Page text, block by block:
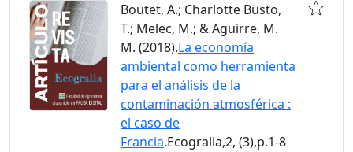
Boutet, A.; Charlotte Busto,
T.; Melec, M.; & Aguirre, M.
M. (2018).La economía
ambiental como herramienta
para el análisis de la
contaminación atmosférica :
el caso de
Francia.Ecogralia,2, (3),p.1-8